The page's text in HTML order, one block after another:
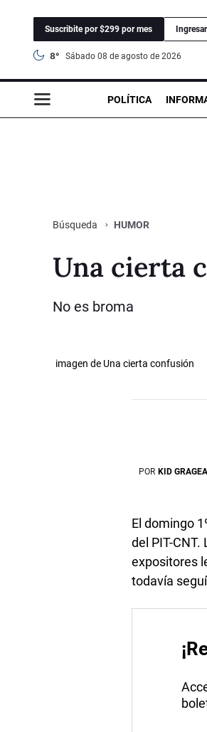
Suscribite por $299 por mes Ingresar
8° sábado 08 de agosto de 2026
POLÍTICA
Búsqueda HUMOR
Una cierta
No es broma
imagen de Una cierta confusión
POR KID GRAGEA
El domingo
del PIT-
expositores
todavía